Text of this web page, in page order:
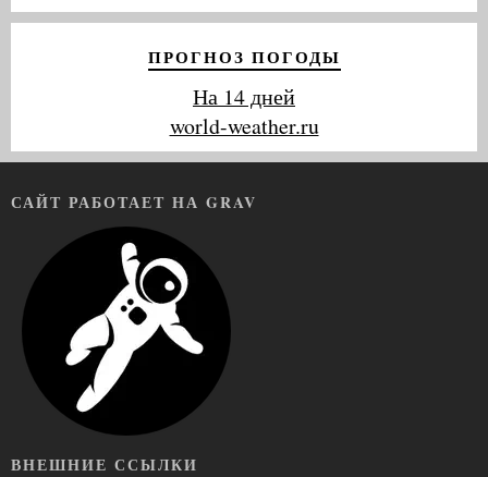
ПРОГНОЗ ПОГОДЫ
На 14 дней
world-weather.ru
САЙТ РАБОТАЕТ НА GRAV
ВНЕШНИЕ ССЫЛКИ